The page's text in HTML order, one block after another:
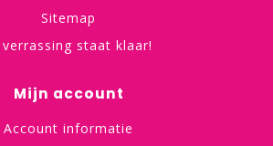
Sitemap
verrassing staat klaar!
Mijn account
Account informatie